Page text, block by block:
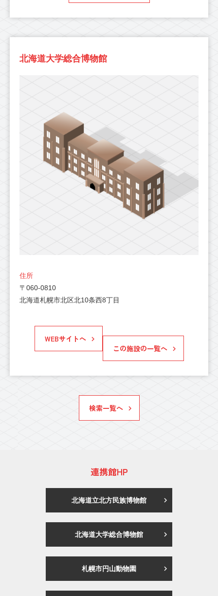
北海道大学総合博物館
住所
〒060-0810
北海道札幌市北区北10条西8丁目
WEBサイトへ
この施設の一覧へ
検索一覧へ
連携館HP
北海道立北方民族博物館
北海道大学総合博物館
札幌市円山動物園